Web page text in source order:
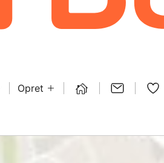
Opret